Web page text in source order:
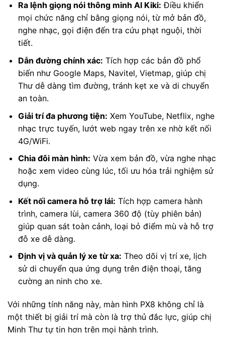
Ra lệnh giọng nói thông minh AI Kiki: Điều khiển
mọi chức năng chỉ bằng giọng nói, từ mở bản đồ,
nghe nhạc, gọi điện đến tra cứu phạt nguội, thời
tiết.
Dẫn đường chính xác: Tích hợp các bản đồ phổ
biến như Google Maps, Navitel, Vietmap, giúp chị
Thư dễ dàng tìm đường, tránh kẹt xe và di chuyển
an toàn.
Giải trí đa phương tiện: Xem YouTube, Netflix, nghe
nhạc trực tuyến, lướt web ngay trên xe nhờ kết nối
4G/WiFi.
Chia đôi màn hình: Vừa xem bản đồ, vừa nghe nhạc
hoặc xem video cùng lúc, tối ưu hóa trải nghiệm sử
dụng.
Kết nối camera hỗ trợ lái: Tích hợp camera hành
trình, camera lùi, camera 360 độ (tùy phiên bản)
giúp quan sát toàn cảnh, loại bỏ điểm mù và hỗ trợ
đỗ xe dễ dàng.
Định vị và quản lý xe từ xa: Theo dõi vị trí xe, lịch
sử di chuyển qua ứng dụng trên điện thoại, tăng
cường an ninh cho xe.
Với những tính năng này, màn hình PX8 không chỉ là
một thiết bị giải trí mà còn là trợ thủ đắc lực, giúp chị
Minh Thư tự tin hơn trên mọi hành trình.